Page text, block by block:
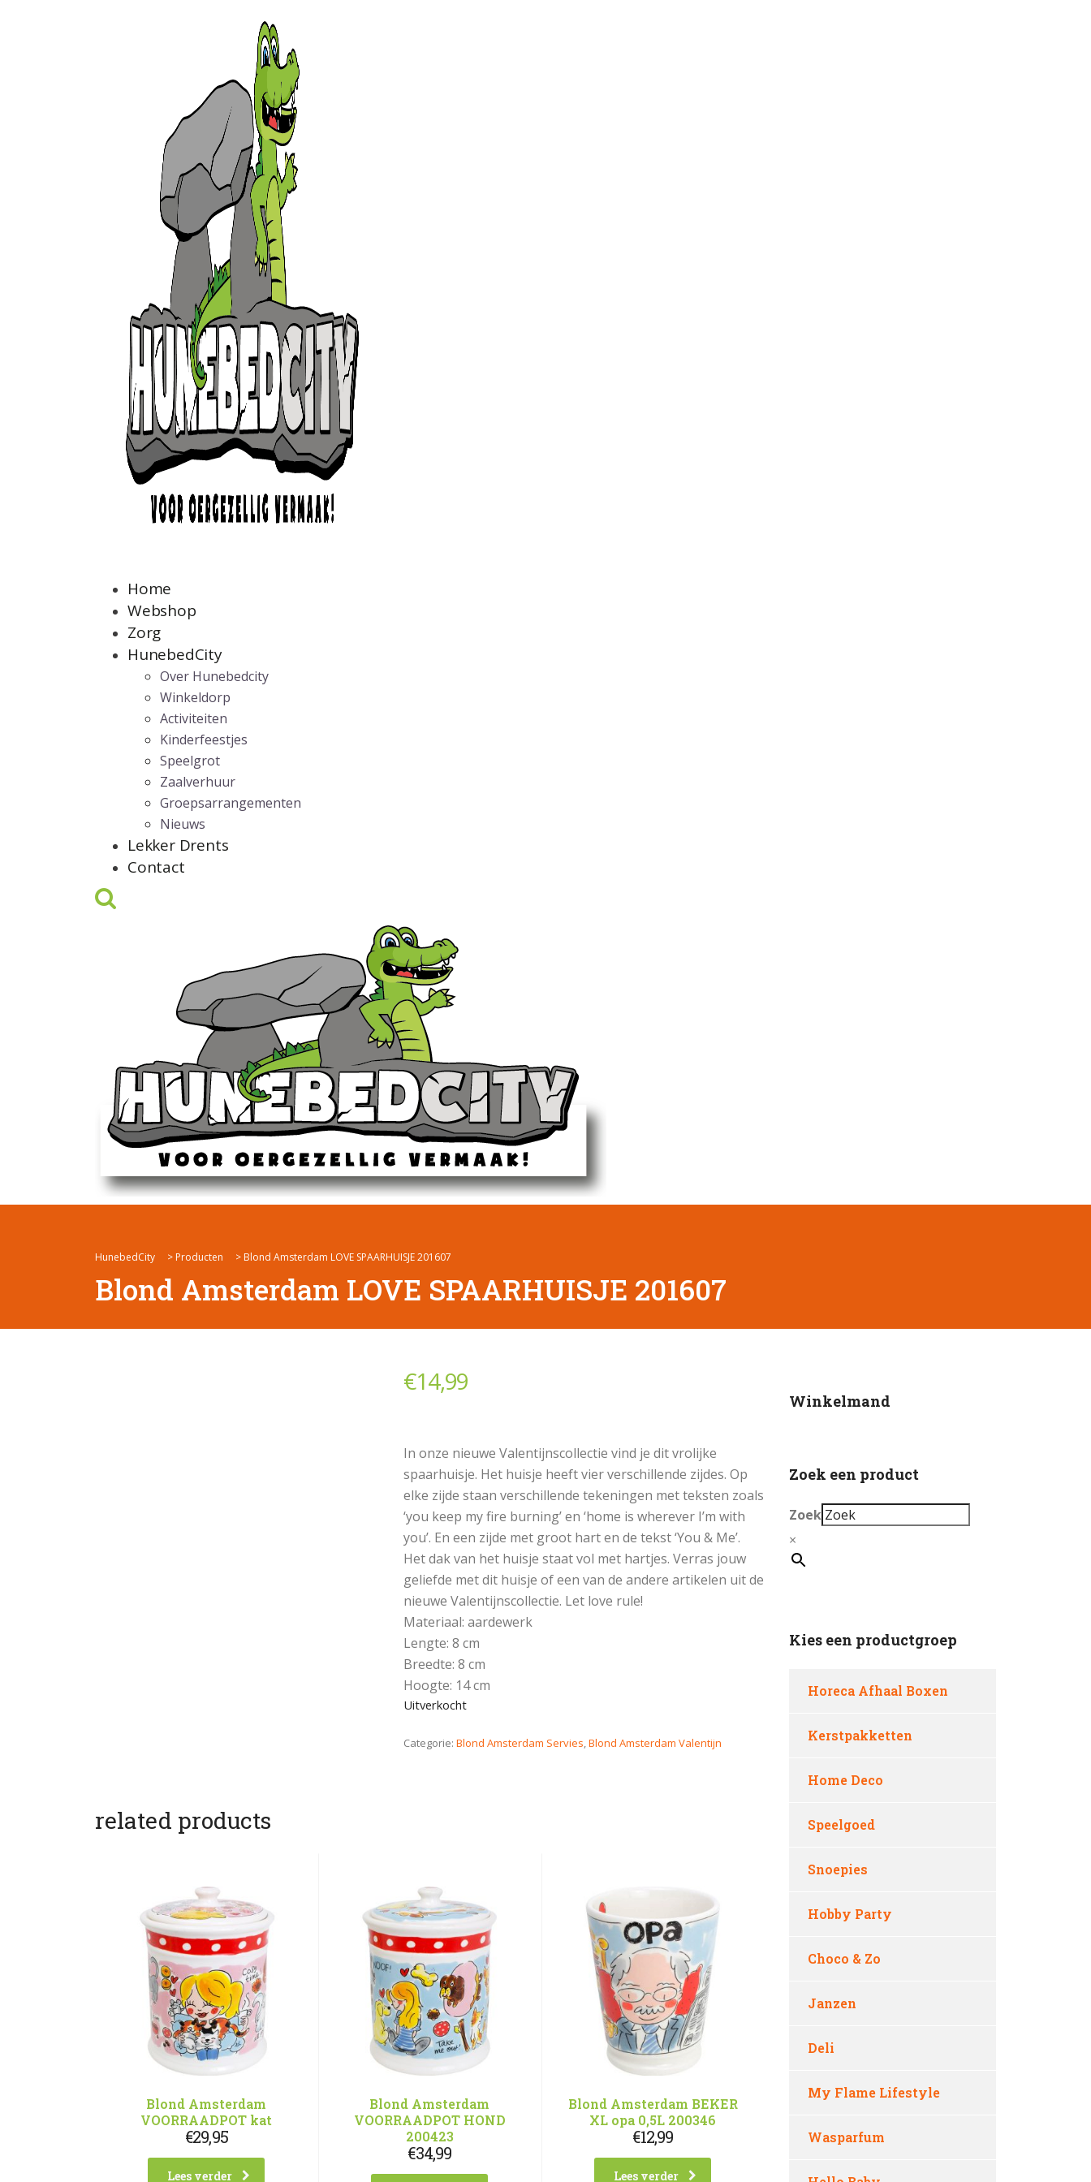
Home
Webshop
Zorg
HunebedCity
Over Hunebedcity
Winkeldorp
Activiteiten
Kinderfeestjes
Speelgrot
Zaalverhuur
Groepsarrangementen
Nieuws
Lekker Drents
Contact
HunebedCity > Producten > Blond Amsterdam LOVE SPAARHUISJE 201607
Blond Amsterdam LOVE SPAARHUISJE 201607
€14,99
In onze nieuwe Valentijnscollectie vind je dit vrolijke
spaarhuisje. Het huisje heeft vier verschillende zijdes. Op
elke zijde staan verschillende tekeningen met teksten zoals
‘you keep my fire burning’ en ‘home is wherever I’m with
you’. En een zijde met groot hart en de tekst ‘You & Me’.
Het dak van het huisje staat vol met hartjes. Verras jouw
geliefde met dit huisje of een van de andere artikelen uit de
nieuwe Valentijnscollectie. Let love rule!
Materiaal: aardewerk
Lengte: 8 cm
Breedte: 8 cm
Hoogte: 14 cm
Uitverkocht
Categorie: Blond Amsterdam Servies,Blond Amsterdam Valentijn
related products
Blond Amsterdam
VOORRAADPOT kat
€29,95
Lees verder
Blond Amsterdam
VOORRAADPOT HOND
200423
€34,99
Blond Amsterdam BEKER
XL opa 0,5L 200346
€12,99
Lees verder
Winkelmand
Zoek een product
Zoek
×
Kies een productgroep
Horeca Afhaal Boxen
Kerstpakketten
Home Deco
Speelgoed
Snoepies
Hobby Party
Choco & Zo
Janzen
Deli
My Flame Lifestyle
Wasparfum